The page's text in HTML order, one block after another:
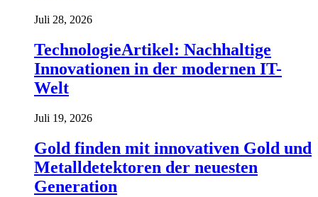
Juli 28, 2026
TechnologieArtikel: Nachhaltige
Innovationen in der modernen IT-
Welt
Juli 19, 2026
Gold finden mit innovativen Gold und
Metalldetektoren der neuesten
Generation